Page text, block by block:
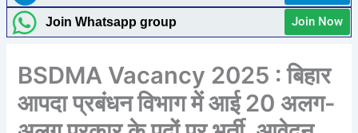
Join Whatsapp group Join Now
BSDMA Vacancy 2025 : बिहार
आपदा प्रबंधन विभाग में आई 20 अलग-